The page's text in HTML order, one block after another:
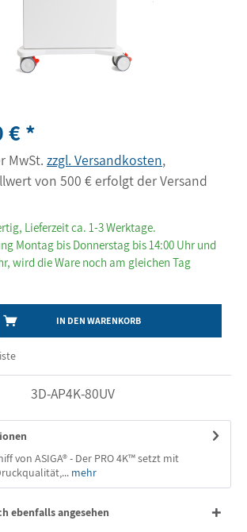
€ *
MwSt. zzgl. Versandkosten,
von 500 € erfolgt der Versand
Lieferzeit ca. 1-3 Werktage.
Montag bis Donnerstag bis 14:00 Uhr und
wird die Ware noch am gleichen Tag
IN DEN WARENKORB
3D-AP4K-80UV
von ASIGA® - Der PRO 4K™ setzt mit
mehr
ebenfalls angesehen